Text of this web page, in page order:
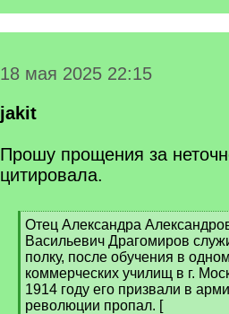
18 мая 2025 22:15
jakit
Прошу прощения за
цитировала.
[
q
]
Отец Александра
Васильевич Драгомиров
полку, после обучения в
коммерческих училищ в г.
1914 году его призвали в
революции пропал. [